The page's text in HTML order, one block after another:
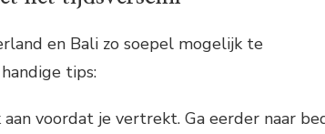
en Bali zo soepel mogelijk te
tips:
voordat je vertrekt. Ga eerder naar